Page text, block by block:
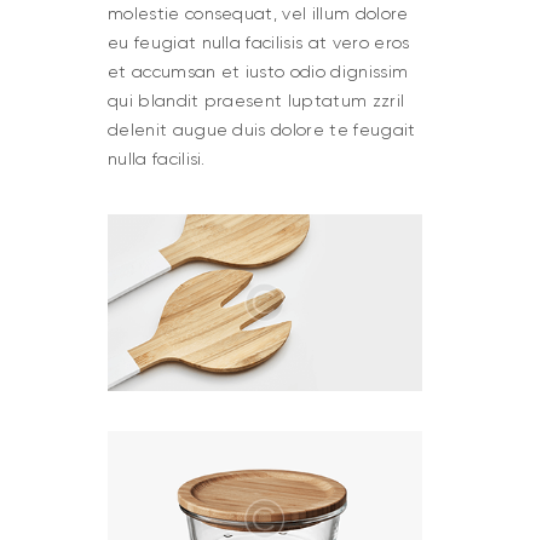
molestie consequat, vel illum dolore
eu feugiat nulla facilisis at vero eros
et accumsan et iusto odio dignissim
qui blandit praesent luptatum zzril
delenit augue duis dolore te feugait
nulla facilisi.